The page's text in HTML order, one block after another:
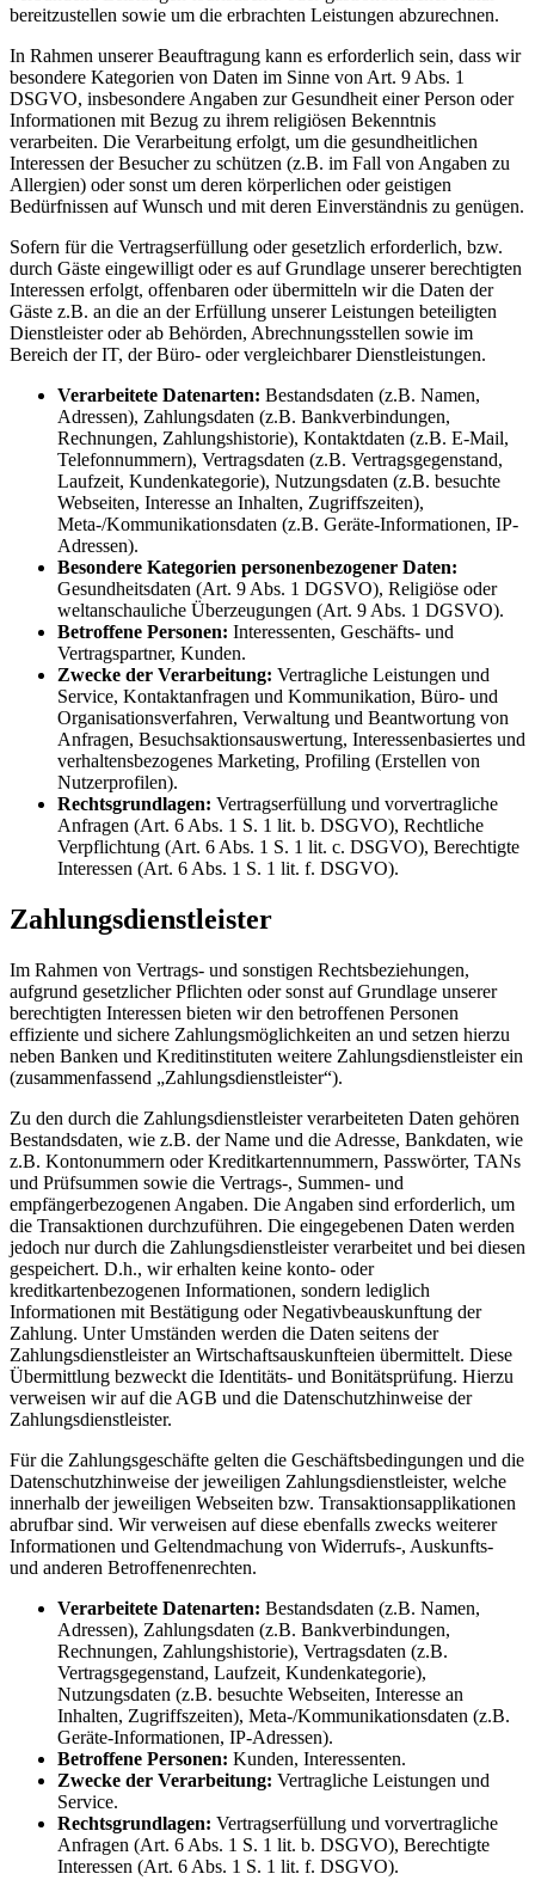
bereitzustellen sowie um die erbrachten Leistungen abzurechnen.
In Rahmen unserer Beauftragung kann es erforderlich sein, dass wir
besondere Kategorien von Daten im Sinne von Art. 9 Abs. 1
DSGVO, insbesondere Angaben zur Gesundheit einer Person oder
Informationen mit Bezug zu ihrem religiösen Bekenntnis
verarbeiten. Die Verarbeitung erfolgt, um die gesundheitlichen
Interessen der Besucher zu schützen (z.B. im Fall von Angaben zu
Allergien) oder sonst um deren körperlichen oder geistigen
Bedürfnissen auf Wunsch und mit deren Einverständnis zu genügen.
Sofern für die Vertragserfüllung oder gesetzlich erforderlich, bzw.
durch Gäste eingewilligt oder es auf Grundlage unserer berechtigten
Interessen erfolgt, offenbaren oder übermitteln wir die Daten der
Gäste z.B. an die an der Erfüllung unserer Leistungen beteiligten
Dienstleister oder ab Behörden, Abrechnungsstellen sowie im
Bereich der IT, der Büro- oder vergleichbarer Dienstleistungen.
Verarbeitete Datenarten: Bestandsdaten (z.B. Namen,
Adressen), Zahlungsdaten (z.B. Bankverbindungen,
Rechnungen, Zahlungshistorie), Kontaktdaten (z.B. E-Mail,
Telefonnummern), Vertragsdaten (z.B. Vertragsgegenstand,
Laufzeit, Kundenkategorie), Nutzungsdaten (z.B. besuchte
Webseiten, Interesse an Inhalten, Zugriffszeiten),
Meta-/Kommunikationsdaten (z.B. Geräte-Informationen, IP-
Adressen).
Besondere Kategorien personenbezogener Daten:
Gesundheitsdaten (Art. 9 Abs. 1 DGSVO), Religiöse oder
weltanschauliche Überzeugungen (Art. 9 Abs. 1 DGSVO).
Betroffene Personen: Interessenten, Geschäfts- und
Vertragspartner, Kunden.
Zwecke der Verarbeitung: Vertragliche Leistungen und
Service, Kontaktanfragen und Kommunikation, Büro- und
Organisationsverfahren, Verwaltung und Beantwortung von
Anfragen, Besuchsaktionsauswertung, Interessenbasiertes und
verhaltensbezogenes Marketing, Profiling (Erstellen von
Nutzerprofilen).
Rechtsgrundlagen: Vertragserfüllung und vorvertragliche
Anfragen (Art. 6 Abs. 1 S. 1 lit. b. DSGVO), Rechtliche
Verpflichtung (Art. 6 Abs. 1 S. 1 lit. c. DSGVO), Berechtigte
Interessen (Art. 6 Abs. 1 S. 1 lit. f. DSGVO).
Zahlungsdienstleister
Im Rahmen von Vertrags- und sonstigen Rechtsbeziehungen,
aufgrund gesetzlicher Pflichten oder sonst auf Grundlage unserer
berechtigten Interessen bieten wir den betroffenen Personen
effiziente und sichere Zahlungsmöglichkeiten an und setzen hierzu
neben Banken und Kreditinstituten weitere Zahlungsdienstleister ein
(zusammenfassend „Zahlungsdienstleister“).
Zu den durch die Zahlungsdienstleister verarbeiteten Daten gehören
Bestandsdaten, wie z.B. der Name und die Adresse, Bankdaten, wie
z.B. Kontonummern oder Kreditkartennummern, Passwörter, TANs
und Prüfsummen sowie die Vertrags-, Summen- und
empfängerbezogenen Angaben. Die Angaben sind erforderlich, um
die Transaktionen durchzuführen. Die eingegebenen Daten werden
jedoch nur durch die Zahlungsdienstleister verarbeitet und bei diesen
gespeichert. D.h., wir erhalten keine konto- oder
kreditkartenbezogenen Informationen, sondern lediglich
Informationen mit Bestätigung oder Negativbeauskunftung der
Zahlung. Unter Umständen werden die Daten seitens der
Zahlungsdienstleister an Wirtschaftsauskunfteien übermittelt. Diese
Übermittlung bezweckt die Identitäts- und Bonitätsprüfung. Hierzu
verweisen wir auf die AGB und die Datenschutzhinweise der
Zahlungsdienstleister.
Für die Zahlungsgeschäfte gelten die Geschäftsbedingungen und die
Datenschutzhinweise der jeweiligen Zahlungsdienstleister, welche
innerhalb der jeweiligen Webseiten bzw. Transaktionsapplikationen
abrufbar sind. Wir verweisen auf diese ebenfalls zwecks weiterer
Informationen und Geltendmachung von Widerrufs-, Auskunfts-
und anderen Betroffenenrechten.
Verarbeitete Datenarten: Bestandsdaten (z.B. Namen,
Adressen), Zahlungsdaten (z.B. Bankverbindungen,
Rechnungen, Zahlungshistorie), Vertragsdaten (z.B.
Vertragsgegenstand, Laufzeit, Kundenkategorie),
Nutzungsdaten (z.B. besuchte Webseiten, Interesse an
Inhalten, Zugriffszeiten), Meta-/Kommunikationsdaten (z.B.
Geräte-Informationen, IP-Adressen).
Betroffene Personen: Kunden, Interessenten.
Zwecke der Verarbeitung: Vertragliche Leistungen und
Service.
Rechtsgrundlagen: Vertragserfüllung und vorvertragliche
Anfragen (Art. 6 Abs. 1 S. 1 lit. b. DSGVO), Berechtigte
Interessen (Art. 6 Abs. 1 S. 1 lit. f. DSGVO).